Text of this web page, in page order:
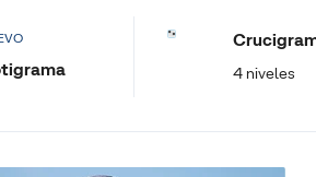
4 niveles